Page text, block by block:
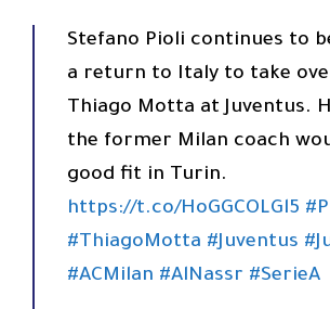
Stefano Pioli continues to
a return to Italy to take
Thiago Motta at Juventus.
the former Milan coach
good fit in Turin.
https://t.co/HoGGCOLGl5
#ThiagoMotta #Juventus
#ACMilan #AlNassr #SerieA